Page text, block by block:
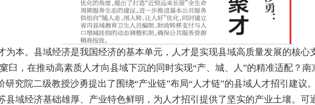
为本。县域经济是我国经济的基本单元，人才是实现县域高质量发展的核心
臼，在推动高素质人才向县域下沉的同时实现“产、城、人”的精准适配？
研究院二级教授沙勇提出了围绕“产业链”布局“人才链”的县域人才招引建议。
县域经济基础雄厚、产业特色鲜明，为人才招引提供了坚实的产业土壤。